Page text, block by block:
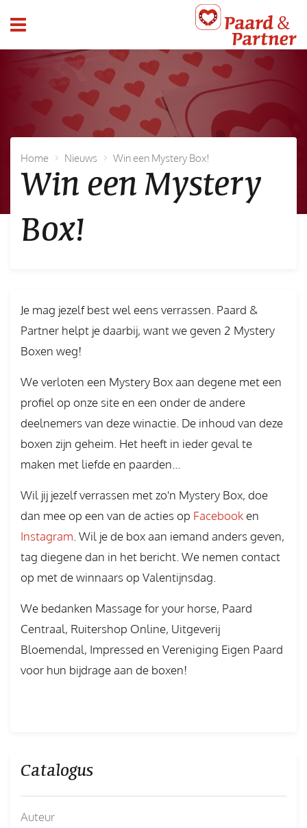
header_toggle_navigation
Home Nieuws Win een Mystery Box!
Win een Mystery
Box!
Je mag jezelf best wel eens verrassen. Paard &
Partner helpt je daarbij, want we geven 2 Mystery
Boxen weg!
We verloten een Mystery Box aan degene met een
profiel op onze site en een onder de andere
deelnemers van deze winactie. De inhoud van deze
boxen zijn geheim. Het heeft in ieder geval te
maken met liefde en paarden...
Wil jij jezelf verrassen met zo'n Mystery Box, doe
dan mee op een van de acties op Facebooken
Instagram . Wil je de box aan iemand anders geven,
tag diegene dan in het bericht. We nemen contact
op met de winnaars op Valentijnsdag.
We bedanken Massage for your horse, Paard
Centraal, Ruitershop Online, Uitgeverij
Bloemendal, Impressed en Vereniging Eigen Paard
voor hun bijdrage aan de boxen!
Catalogus
Auteur